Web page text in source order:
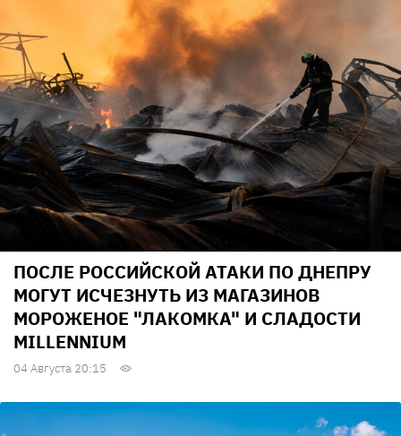
ПОСЛЕ РОССИЙСКОЙ АТАКИ ПО ДНЕПРУ
МОГУТ ИСЧЕЗНУТЬ ИЗ МАГАЗИНОВ
МОРОЖЕНОЕ "ЛАКОМКА" И СЛАДОСТИ
MILLENNIUM
04 Августа 20:15